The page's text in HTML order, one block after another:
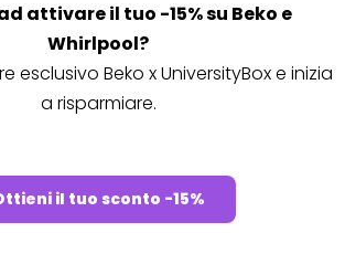
attivare il tuo -15% su Beko e
Whirlpool?
esclusivo Beko x UniversityBox e inizia
a risparmiare.
il tuo sconto -15%